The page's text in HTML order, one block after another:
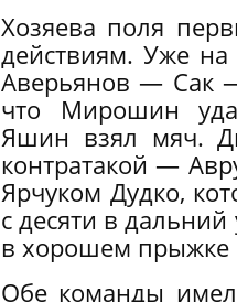
Хозяева поля
действиям. Уже
Аверьянов — Сак
что Мирошин
Яшин взял мяч.
контратакой —
Ярчуком Дудко,
с десяти в
в хорошем прыжке
Обе команды